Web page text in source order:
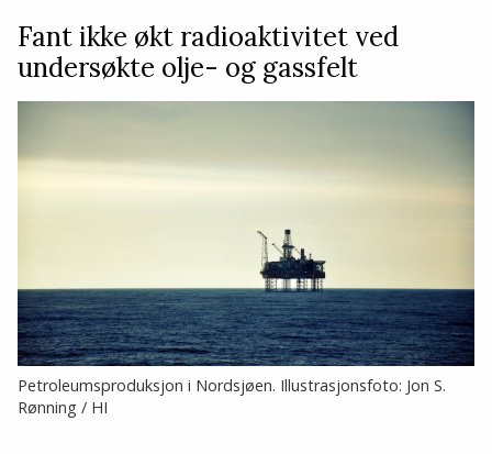
Fant ikke økt radioaktivitet ved
undersøkte olje- og gassfelt
Petroleumsproduksjon i Nordsjøen. Illustrasjonsfoto: Jon S.
Rønning / HI